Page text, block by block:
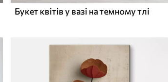
Букет квітів у вазі на темному тлі